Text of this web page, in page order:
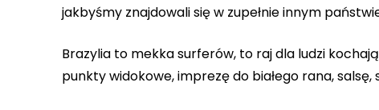
jakbyśmy znajdowali się w zupełnie innym
Brazylia to mekka surferów, to raj dla ludzi
punkty widokowe, imprezę do białego rana,